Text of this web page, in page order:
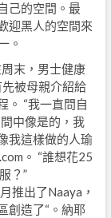
己的空間。最
迎黑人的空間來
。
末，男士健康
被母親介紹給
。 “我一直問自
中像是的，我
我這樣做的人瑜
。 “誰想花25
？”
推出了Naaya，
創造了“。納耶